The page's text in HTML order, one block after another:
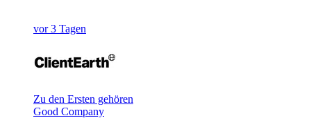
vor 3 Tagen
Zu den Ersten gehören
Good Company